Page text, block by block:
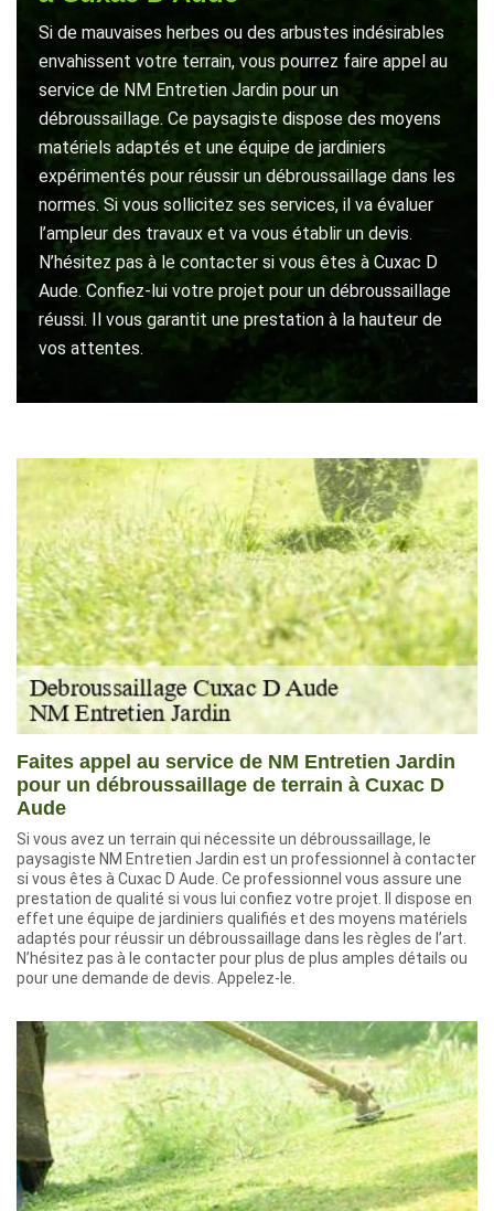
Si de mauvaises herbes ou des arbustes indésirables
envahissent votre terrain, vous pourrez faire appel au
service de NM Entretien Jardin pour un
débroussaillage. Ce paysagiste dispose des moyens
matériels adaptés et une équipe de jardiniers
expérimentés pour réussir un débroussaillage dans les
normes. Si vous sollicitez ses services, il va évaluer
l’ampleur des travaux et va vous établir un devis.
N’hésitez pas à le contacter si vous êtes à Cuxac D
Aude. Confiez-lui votre projet pour un débroussaillage
réussi. Il vous garantit une prestation à la hauteur de
vos attentes.
Faites appel au service de NM Entretien Jardin
pour un débroussaillage de terrain à Cuxac D
Aude
Si vous avez un terrain qui nécessite un débroussaillage, le
paysagiste NM Entretien Jardin est un professionnel à contacter
si vous êtes à Cuxac D Aude. Ce professionnel vous assure une
prestation de qualité si vous lui confiez votre projet. Il dispose en
effet une équipe de jardiniers qualifiés et des moyens matériels
adaptés pour réussir un débroussaillage dans les règles de l’art.
N’hésitez pas à le contacter pour plus de plus amples détails ou
pour une demande de devis. Appelez-le.